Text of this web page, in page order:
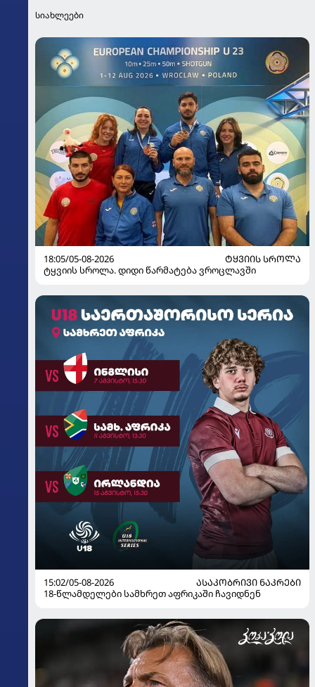
სიახლეები
18:05/05-08-2026
ᲢᲧᲕᲘᲘᲡ ᲡᲠᲝᲚᲐ
ტყვიის სროლა. დიდი წარმატება ვროცლავში
15:02/05-08-2026
ᲐᲡᲐᲙᲝᲑᲠᲘᲕᲘ ᲜᲐᲙᲠᲔᲑᲘ
18-წლამდელები სამხრეთ აფრიკაში ჩავიდნენ